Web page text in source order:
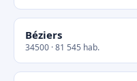
Béziers
34500 · 81 545 hab.